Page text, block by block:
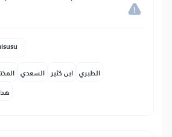
السعدي ابن كثير الطبري